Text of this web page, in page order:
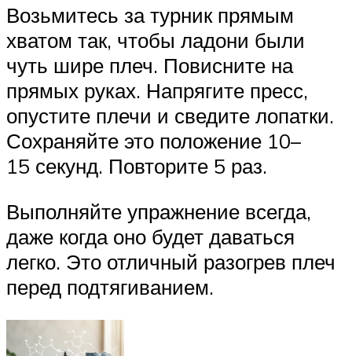
Возьмитесь за турник прямым
хватом так, чтобы ладони были
чуть шире плеч. Повисните на
прямых руках. Напрягите пресс,
опустите плечи и сведите лопатки.
Сохраняйте это положение 10–
15 секунд. Повторите 5 раз.
Выполняйте упражнение всегда,
даже когда оно будет даваться
легко. Это отличный разогрев плеч
перед подтягиванием.